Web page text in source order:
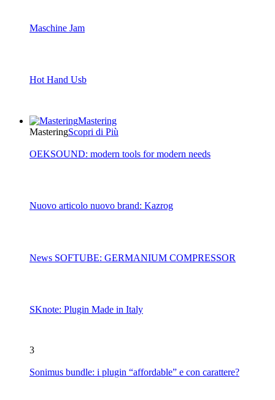
Maschine Jam
Hot Hand Usb
Mastering
MasteringScopri di Più
OEKSOUND: modern tools for modern needs
Nuovo articolo nuovo brand: Kazrog
News SOFTUBE: GERMANIUM COMPRESSOR
SKnote: Plugin Made in Italy
3
Sonimus bundle: i plugin “affordable” e con carattere?